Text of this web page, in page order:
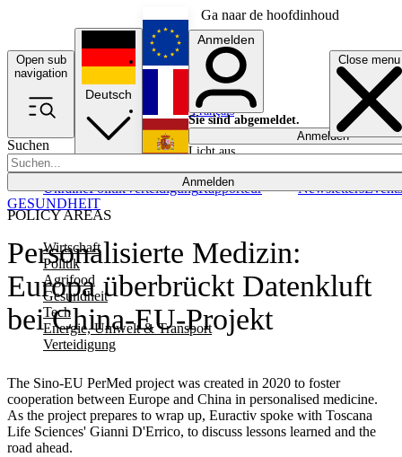
Ga naar de hoofdinhoud
Open sub
navigation
Close menu
Suchen
Anmelden
POLICY AREAS
Wirtschaft
Politik
Agrifood
Gesundheit
Tech
Energie, Umwelt & Transport
Verteidigung
UkrainePolitikVerteidigungRapporteur NewslettersEvents
Deutsch
English
Français
Anmelden
Sie sind abgemeldet.
Anmelden
Licht aus
Personalisierte Medizin:
Europa überbrückt Datenkluft
bei China-EU-Projekt
The Sino-EU PerMed project was created in 2020 to foster
cooperation between Europe and China in personalised medicine.
As the project prepares to wrap up, Euractiv spoke with Toscana
Life Sciences' Gianni D'Errico, to discuss lessons learned and the
road ahead.
GESUNDHEIT